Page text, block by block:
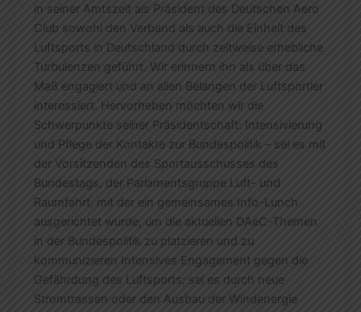
in seiner Amtszeit als Präsident des Deutschen Aero
Club sowohl den Verband als auch die Einheit des
Luftsports in Deutschland durch zeitweise erhebliche
Turbulenzen geführt. Wir erinnern ihn als über das
Maß engagiert und an allen Belangen der Luftsportler
interessiert. Hervorheben möchten wir die
Schwerpunkte seiner Präsidentschaft: Intensivierung
und Pflege der Kontakte zur Bundespolitik – sei es mit
der Vorsitzenden des Sportausschusses des
Bundestags, der Parlamentsgruppe Luft- und
Raumfahrt, mit der ein gemeinsames Info-Lunch
ausgerichtet wurde, um die aktuellen DAeC-Themen
in der Bundespolitik zu platzieren und zu
kommunizieren Intensives Engagement gegen die
Gefährdung des Luftsports; sei es durch neue
Stromtrassen oder den Ausbau der Windenergie